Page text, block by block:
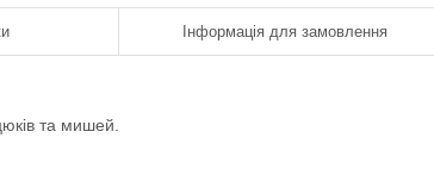
Інформація для замовлення
та мишей.